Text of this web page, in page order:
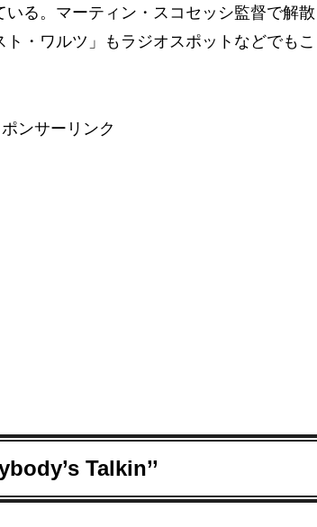
いる。マーティン・スコセッシ監督で解散
・ワルツ」もラジオスポットなどでもこ
ポンサーリンク
Talkin’’